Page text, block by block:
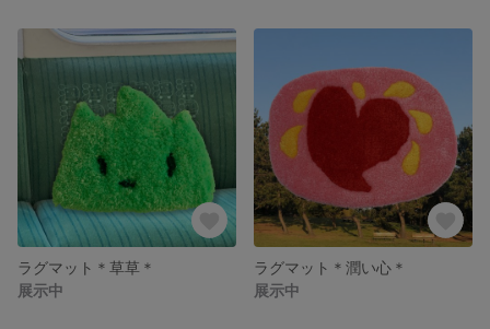
ラグマット＊草草＊
展示中
ラグマット＊潤い心＊
展示中